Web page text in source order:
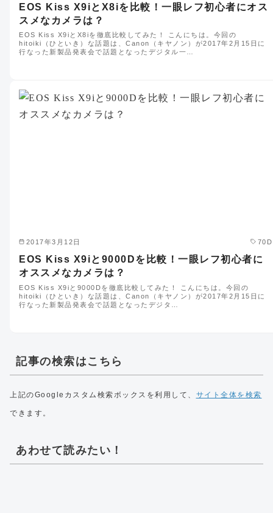
EOS Kiss X9iとX8iを比較！一眼レフ初心者にオス
スメなカメラは？
EOS Kiss X9iとX8iを徹底比較してみた！ こんにちは。今回の
hitoiki（ひといき）な話題は、Canon（キヤノン）が2017年2月15日に
行なった新製品発表会で話題となったデジタル一…
2017年3月12日 70D
EOS Kiss X9iと9000Dを比較！一眼レフ初心者に
オススメなカメラは？
EOS Kiss X9iと9000Dを徹底比較してみた！ こんにちは。今回の
hitoiki（ひといき）な話題は、Canon（キヤノン）が2017年2月15日に
行なった新製品発表会で話題となったデジタ…
記事の検索はこちら
上記のGoogleカスタム検索ボックスを利用して、 サイト全体を検索
できます。
あわせて読みたい！